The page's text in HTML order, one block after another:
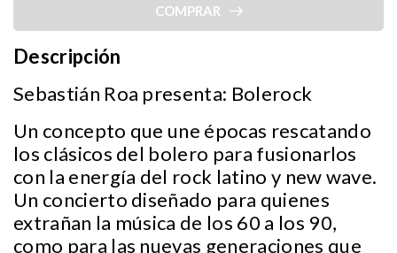
COMPRAR
Descripción
Sebastián Roa presenta: Bolerock
Un concepto que une épocas rescatando
los clásicos del bolero para fusionarlos
con la energía del rock latino y new wave.
Un concierto diseñado para quienes
extrañan la música de los 60 a los 90,
como para las nuevas generaciones que